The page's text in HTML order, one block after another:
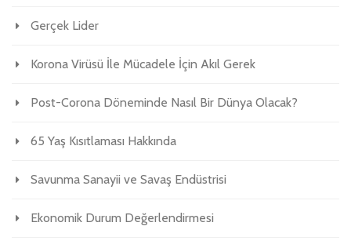
Gerçek Lider
Korona Virüsü İle Mücadele İçin Akıl Gerek
Post-Corona Döneminde Nasıl Bir Dünya Olacak?
65 Yaş Kısıtlaması Hakkında
Savunma Sanayii ve Savaş Endüstrisi
Ekonomik Durum Değerlendirmesi